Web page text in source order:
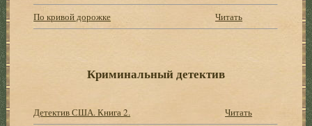
По кривой дорожке
Читать
Криминальный детектив
Детектив США. Книга 2. Читать